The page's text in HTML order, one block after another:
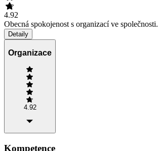
4.92
Obecná spokojenost s organizací ve společnosti.
Detaily
Organizace
4.92
Kompetence